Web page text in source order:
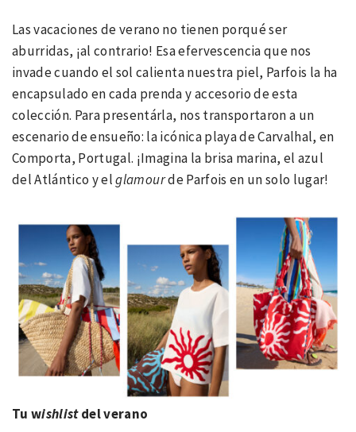
Las vacaciones de verano no tienen porqué ser
aburridas, ¡al contrario! Esa efervescencia que nos
invade cuando el sol calienta nuestra piel, Parfois la ha
encapsulado en cada prenda y accesorio de esta
colección. Para presentárla, nos transportaron a un
escenario de ensueño: la icónica playa de Carvalhal, en
Comporta, Portugal. ¡Imagina la brisa marina, el azul
del Atlántico y elglamourde Parfois en un solo lugar!
Tu wishlistdel verano